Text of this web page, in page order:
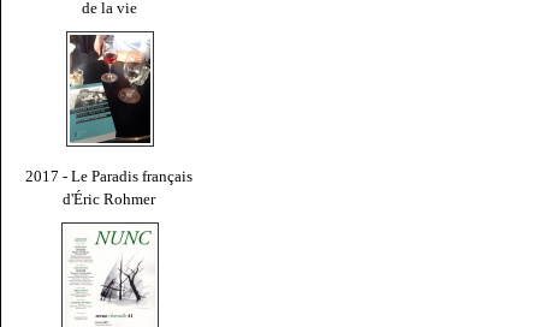
de la vie
2017 - Le Paradis français
d'Éric Rohmer